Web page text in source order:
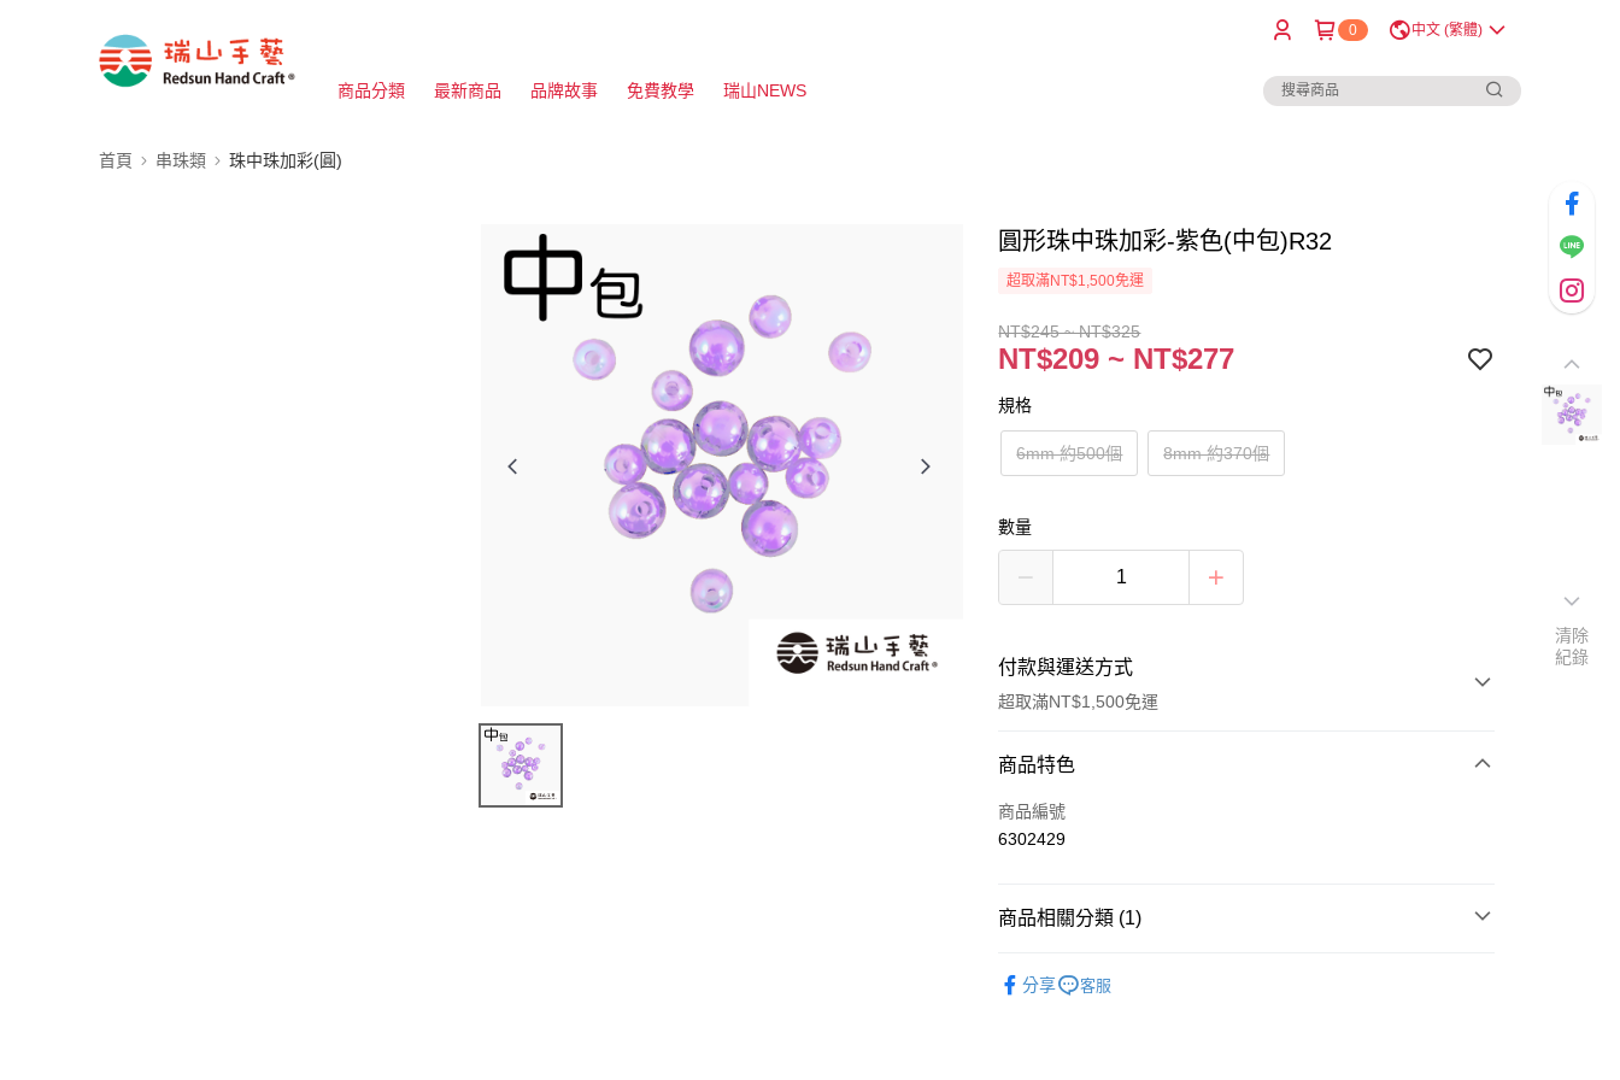
0 中文 (繁體)
商品分類 最新商品 品牌故事 免費教學 瑞山NEWS
首頁 串珠類 珠中珠加彩(圓)
圓形珠中珠加彩-紫色(中包)R32
超取滿NT$1,500免運
NT$245 ~ NT$325
NT$209 ~ NT$277
規格
6mm 約500個 8mm 約370個
數量
付款與運送方式
超取滿NT$1,500免運
付款方式
信用卡一次付款
悠遊付
商品特色
商品編號
6302429
商品相關分類 (1)
分享
客服
清除
紀錄